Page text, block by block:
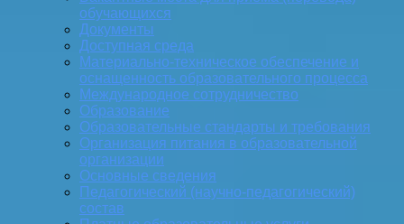
обучающихся
Документы
Доступная среда
Материально-техническое обеспечение и
оснащенность образовательного процесса
Международное сотрудничество
Образование
Образовательные стандарты и требования
Организация питания в образовательной
организации
Основные сведения
Педагогический (научно-педагогический)
состав